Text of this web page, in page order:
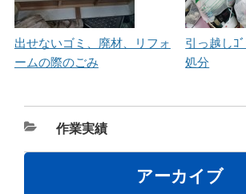
出せないゴミ、廃材、リフォ
ームの際のごみ
引っ越しｺ
処分
カ
テ
作業実績
アーカイブ